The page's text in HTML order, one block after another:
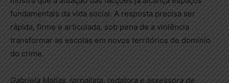
fundamentais da vida social. A resposta precisa ser
rápida, firme e articulada, sob pena de a violência
transformar as escolas em novos territórios de domínio
do crime.
Gabriela Matias, jornalista, redatora e assessora de